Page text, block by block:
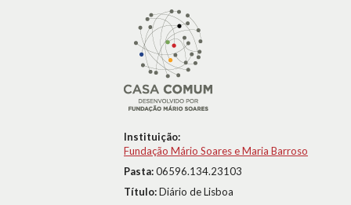
Instituição:
Fundação Mário Soares e Maria Barroso
Pasta:06596.134.23103
Título:Diário de Lisboa